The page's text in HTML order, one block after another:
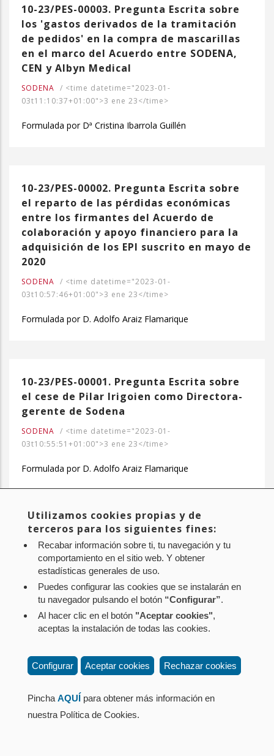
10-23/PES-00003. Pregunta Escrita sobre
los 'gastos derivados de la tramitación
de pedidos' en la compra de mascarillas
en el marco del Acuerdo entre SODENA,
CEN y Albyn Medical
SODENA / <time datetime="2023-01-
03t11:10:37+01:00">3 ene 23</time>
Formulada por Dª Cristina Ibarrola Guillén
10-23/PES-00002. Pregunta Escrita sobre
el reparto de las pérdidas económicas
entre los firmantes del Acuerdo de
colaboración y apoyo financiero para la
adquisición de los EPI suscrito en mayo de
2020
SODENA / <time datetime="2023-01-
03t10:57:46+01:00">3 ene 23</time>
Formulada por D. Adolfo Araiz Flamarique
10-23/PES-00001. Pregunta Escrita sobre
el cese de Pilar Irigoien como Directora-
gerente de Sodena
SODENA / <time datetime="2023-01-
03t10:55:51+01:00">3 ene 23</time>
Formulada por D. Adolfo Araiz Flamarique
Paginación
Primera
página
« Primero
Página
anterior
‹ Anterior Page
1
Página
actual
2 Page
3
Page
Page Page
8 Page
9
Siguiente
página
Siguiente >
Última
Último »
Aviso legal Política de privacidad
Política de cookies
Contacto: Paseo de Sarasate nº 38, 2º Dcha - 31001
Pamplona (Navarra) Tel.: 848 42 08 72
corporacion@cpen.es
Utilizamos cookies propias y de
terceros para los siguientes fines:
Recabar información sobre ti, tu navegación y tu
comportamiento en el sitio web. Y obtener
estadísticas generales de uso.
Puedes configurar las cookies que se instalarán en
tu navegador pulsando el botón “Configurar”.
Al hacer clic en el botón "Aceptar cookies",
aceptas la instalación de todas las cookies.
Configurar Aceptar cookies Rechazar cookies
Pincha AQUÍ para obtener más información en
nuestra Política de Cookies.